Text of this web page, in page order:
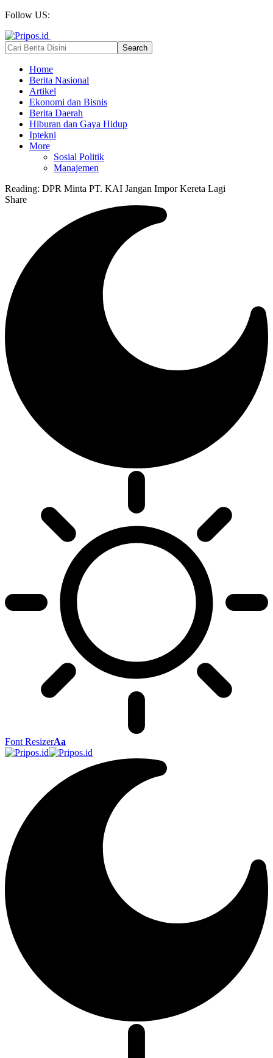
Follow US:
Home
Berita Nasional
Artikel
Ekonomi dan Bisnis
Berita Daerah
Hiburan dan Gaya Hidup
Iptekni
More
Sosial Politik
Manajemen
Reading: DPR Minta PT. KAI Jangan Impor Kereta Lagi
Share
Font ResizerAa